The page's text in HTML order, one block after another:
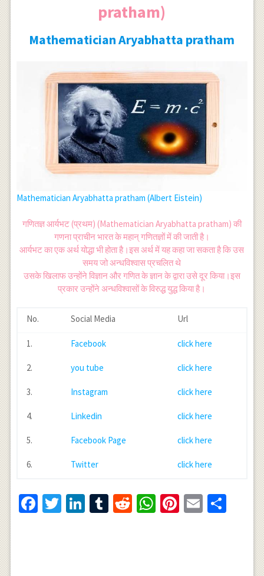
pratham)
Mathematician Aryabhatta pratham
Mathematician Aryabhatta pratham (Albert Eistein)
गणितज्ञ आर्यभट (प्रथम) (Mathematician Aryabhatta pratham) की
गणना प्राचीन भारत के महान् गणितज्ञों में की जाती है।
आर्यभट का एक अर्थ योद्धा भी होता है।इस अर्थ में यह कहा जा सकता है कि उस
समय जो अन्धविश्वास प्रचलित थे
उसके खिलाफ उन्होंने विज्ञान और गणित के ज्ञान के द्वारा उसे दूर किया।इस
प्रकार उन्होंने अन्धविश्वासों के विरुद्ध युद्ध किया है।
No. Social Media Url
1. Facebook click here
2. you tube click here
3. Instagram click here
4. Linkedin click here
5. Facebook Page click here
6. Twitter click here
Facebook
Twitter
LinkedIn
Tumblr
RedditWhatsApp
Pinterest
Email